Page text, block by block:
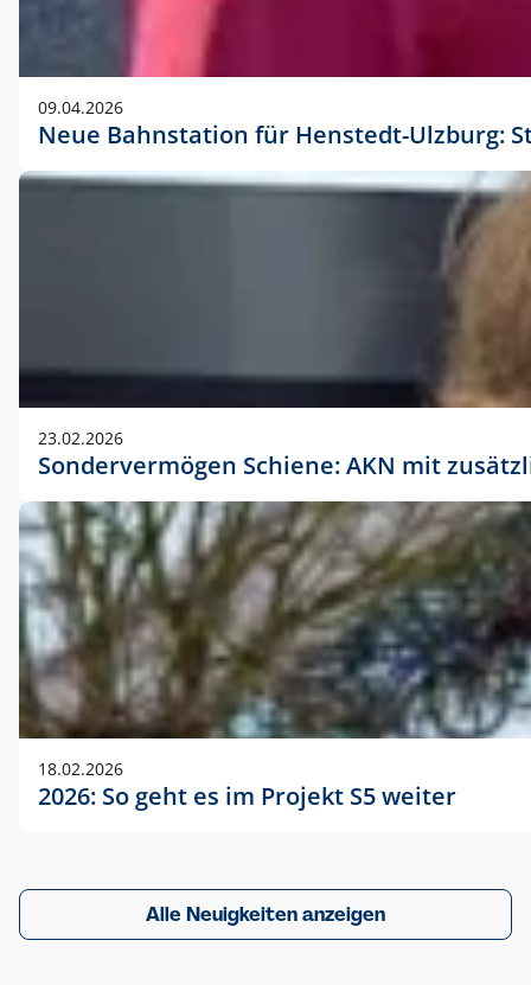
09.04.2026
Neue Bahnstation für Henstedt-Ulzburg:
23.02.2026
Sondervermögen Schiene: AKN mit
18.02.2026
2026: So geht es im Projekt S5 weiter
Alle Neuigkeiten anzeigen